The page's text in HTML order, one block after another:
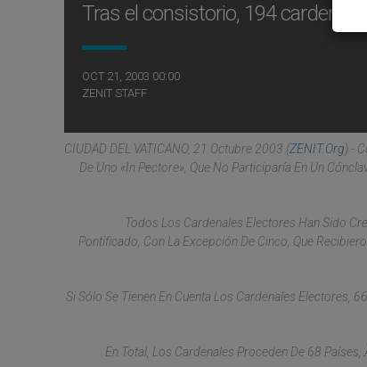
Tras el consistorio, 194
OCT 21, 2003 00:00
ZENIT STAFF
CIUDAD DEL VATICANO, 21 Octubre 2003 (ZENIT.org).-
De Uno «in Pectore», Que No Participaría En Un
Todos Los Cardenales Electores Han Sido
Pontificado, Con La Excepción De Cinco, Que
Si Sólo Se Tienen En Cuenta Los Cardenales Electores,
En Total, Los Cardenales Proceden De 68